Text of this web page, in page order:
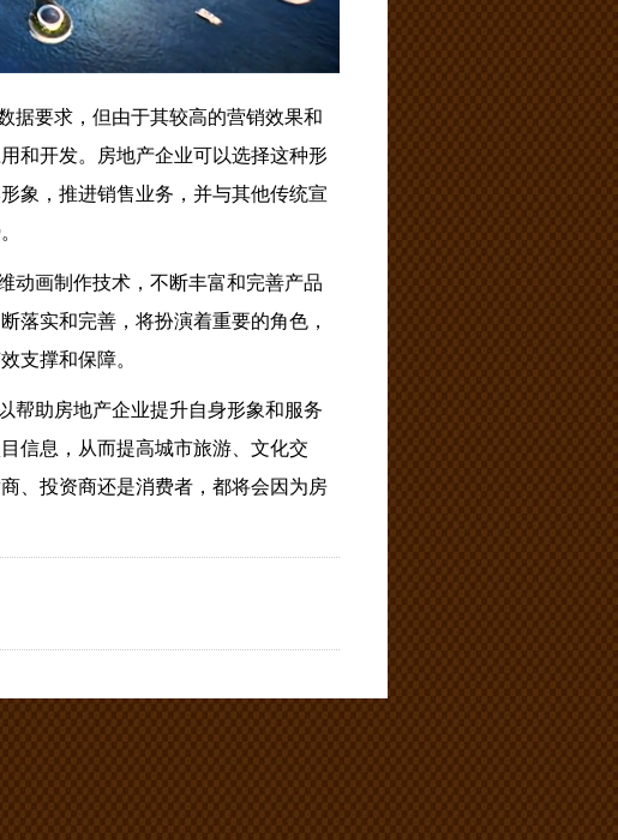
据要求，但由于其较高的营销效果和
和开发。房地产企业可以选择这种形
象，推进销售业务，并与其他传统宣
动画制作技术，不断丰富和完善产品
落实和完善，将扮演着重要的角色，
支撑和保障。
帮助房地产企业提升自身形象和服务
信息，从而提高城市旅游、文化交
、投资商还是消费者，都将会因为房